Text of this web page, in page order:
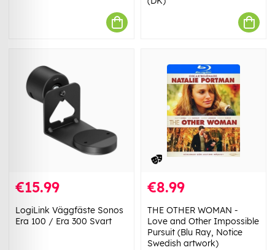
€15.99
LogiLink Väggfäste Sonos
Era 100 / Era 300 Svart
€8.99
THE OTHER WOMAN -
Love and Other Impossible
Pursuit (Blu Ray, Notice
Swedish artwork)